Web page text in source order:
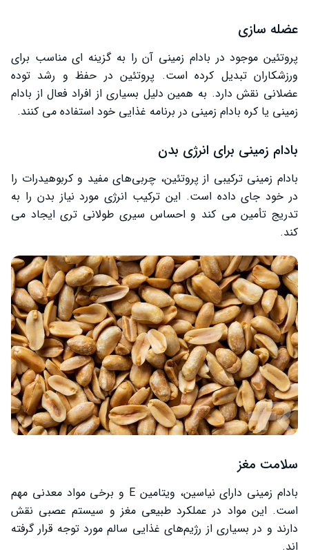
عضله سازی
پروتئین موجود در بادام زمینی آن را به گزینه ‌ای مناسب برای
ورزشکاران تبدیل کرده است. پروتئین در حفظ و رشد توده
عضلانی نقش دارد. به همین دلیل بسیاری از افراد فعال از بادام
زمینی یا کره بادام زمینی در برنامه غذایی خود استفاده می‌ کنند.
بادام زمینی برای انرژی بدن
بادام زمینی ترکیبی از پروتئین، چربی‌های مفید و کربوهیدرات را
در خود جای داده است. این ترکیب انرژی مورد نیاز بدن را به
تدریج تأمین می ‌کند و احساس سیری طولانی ‌تری ایجاد می
‌کند.
سلامت مغز
بادام زمینی دارای نیاسین، ویتامین E و برخی مواد معدنی مهم
است. این مواد در عملکرد طبیعی مغز و سیستم عصبی نقش
دارند و در بسیاری از رژیم‌های غذایی سالم مورد توجه قرار گرفته
‌اند.